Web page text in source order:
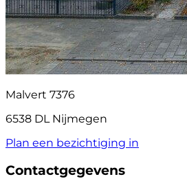
Malvert 7376
6538 DL Nijmegen
Plan een bezichtiging in
Contactgegevens